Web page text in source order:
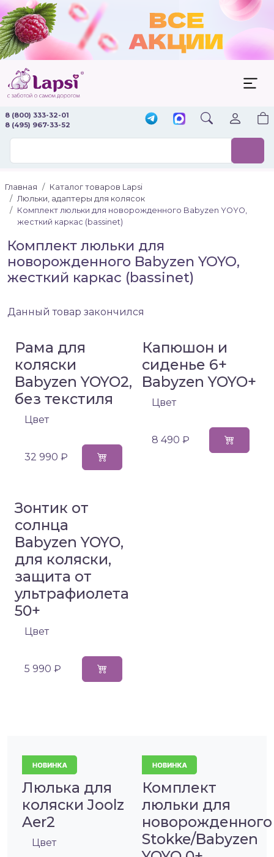
8 (800) 333-32-01
8 (495) 967-33-52
Главная
Каталог товаров Lapsi
Люльки, адаптеры для колясок
Комплект люльки для новорожденного Babyzen YOYO,
жесткий каркас (bassinet)
Комплект люльки для
новорожденного Babyzen YOYO,
жесткий каркас (bassinet)
Данный товар закончился
Рама для
коляски
Babyzen YOYO2,
без текстиля
Цвет
32 990 ₽
Капюшон и
сиденье 6+
Babyzen YOYO+
Цвет
8 490 ₽
Зонтик от
солнца
Babyzen YOYO,
для коляски,
защита от
ультрафиолета
50+
Цвет
5 990 ₽
Люлька для
коляски Joolz
Aer2
Цвет
Комплект
люльки для
новорожденного
Stokke/Babyzen